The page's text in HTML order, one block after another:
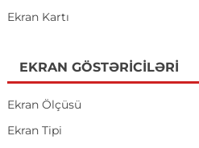
Ekran Kartı
EKRAN GÖSTƏRICILƏRI
Ekran Ölçüsü
Ekran Tipi